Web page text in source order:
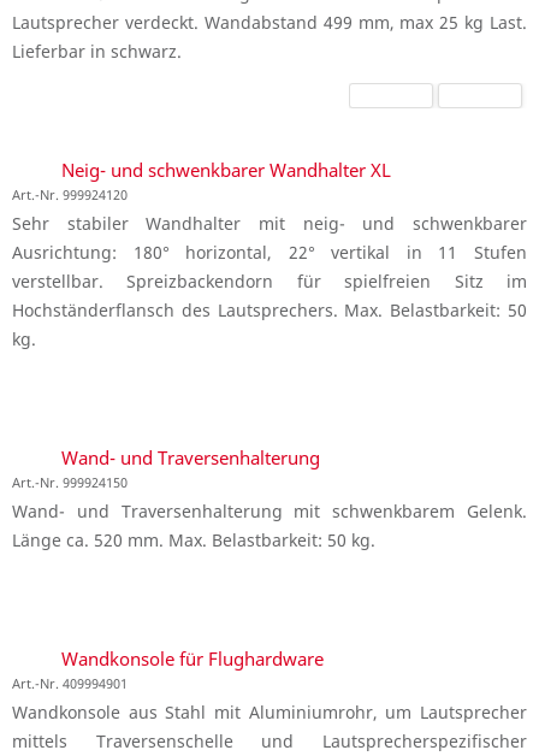
Lautsprecher verdeckt. Wandabstand 499 mm, max 25 kg Last.
Lieferbar in schwarz.
Neig- und schwenkbarer Wandhalter XL
Art.-Nr. 999924120
Sehr stabiler Wandhalter mit neig- und schwenkbarer
Ausrichtung: 180° horizontal, 22° vertikal in 11 Stufen
verstellbar. Spreizbackendorn für spielfreien Sitz im
Hochständerflansch des Lautsprechers. Max. Belastbarkeit: 50
kg.
Wand- und Traversenhalterung
Art.-Nr. 999924150
Wand- und Traversenhalterung mit schwenkbarem Gelenk.
Länge ca. 520 mm. Max. Belastbarkeit: 50 kg.
Wandkonsole für Flughardware
Art.-Nr. 409994901
Wandkonsole aus Stahl mit Aluminiumrohr, um Lautsprecher
mittels Traversenschelle und Lautsprecherspezifischer